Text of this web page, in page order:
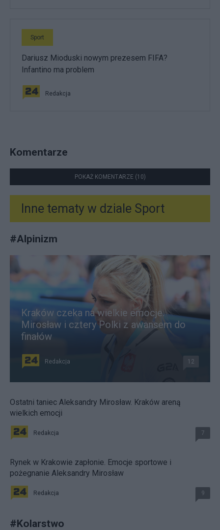
Sport
Dariusz Mioduski nowym prezesem FIFA?
Infantino ma problem
Redakcja
Komentarze
POKAŻ KOMENTARZE (10)
Inne tematy w dziale Sport
#Alpinizm
Kraków czeka na wielkie emocje.
Mirosław i cztery Polki z awansem do
finałów
Redakcja 12
Ostatni taniec Aleksandry Mirosław. Kraków areną
wielkich emocji
Redakcja 7
Rynek w Krakowie zapłonie. Emocje sportowe i
pożegnanie Aleksandry Mirosław
Redakcja 9
#Kolarstwo